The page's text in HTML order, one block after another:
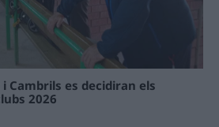
Cambrils es decidiran els
2026